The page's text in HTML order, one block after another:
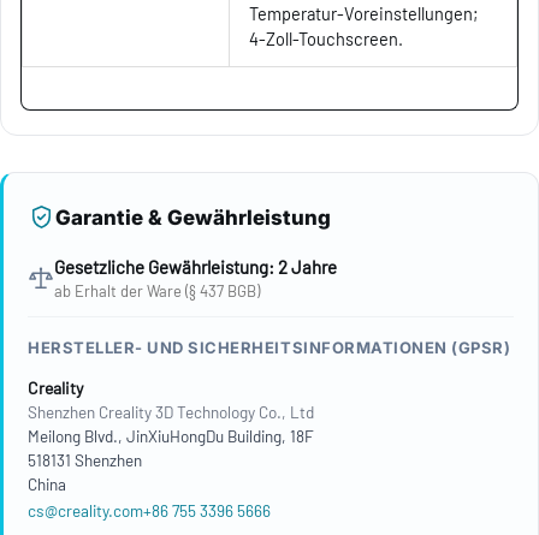
Temperatur-Voreinstellungen;
4-Zoll-Touchscreen.
Garantie & Gewährleistung
Gesetzliche Gewährleistung: 2 Jahre
ab Erhalt der Ware (§ 437 BGB)
HERSTELLER- UND SICHERHEITSINFORMATIONEN (GPSR)
Creality
Shenzhen Creality 3D Technology Co., Ltd
Meilong Blvd., JinXiuHongDu Building, 18F
518131 Shenzhen
China
cs@creality.com+86 755 3396 5666